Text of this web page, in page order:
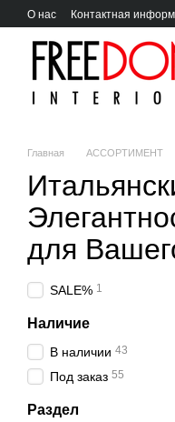
Перейти к основному
О нас Контактная
Главная АССОРТИМЕНТ
для
SALE% 1
Наличие
В наличии 43
Под заказ 55
Раздел